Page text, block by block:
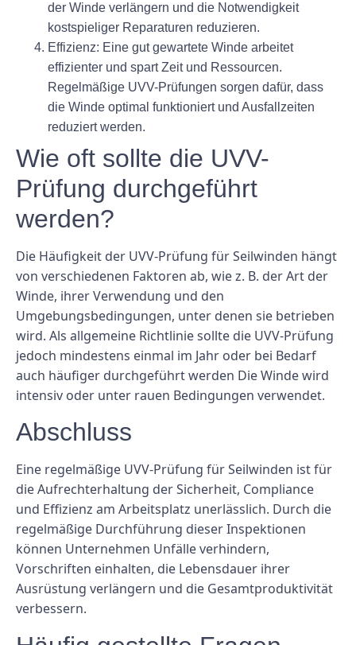
der Winde verlängern und die Notwendigkeit
kostspieliger Reparaturen reduzieren.
Effizienz: Eine gut gewartete Winde arbeitet
effizienter und spart Zeit und Ressourcen.
Regelmäßige UVV-Prüfungen sorgen dafür, dass
die Winde optimal funktioniert und Ausfallzeiten
reduziert werden.
Wie oft sollte die UVV-
Prüfung durchgeführt
werden?
Die Häufigkeit der UVV-Prüfung für Seilwinden hängt
von verschiedenen Faktoren ab, wie z. B. der Art der
Winde, ihrer Verwendung und den
Umgebungsbedingungen, unter denen sie betrieben
wird. Als allgemeine Richtlinie sollte die UVV-Prüfung
jedoch mindestens einmal im Jahr oder bei Bedarf
auch häufiger durchgeführt werden Die Winde wird
intensiv oder unter rauen Bedingungen verwendet.
Abschluss
Eine regelmäßige UVV-Prüfung für Seilwinden ist für
die Aufrechterhaltung der Sicherheit, Compliance
und Effizienz am Arbeitsplatz unerlässlich. Durch die
regelmäßige Durchführung dieser Inspektionen
können Unternehmen Unfälle verhindern,
Vorschriften einhalten, die Lebensdauer ihrer
Ausrüstung verlängern und die Gesamtproduktivität
verbessern.